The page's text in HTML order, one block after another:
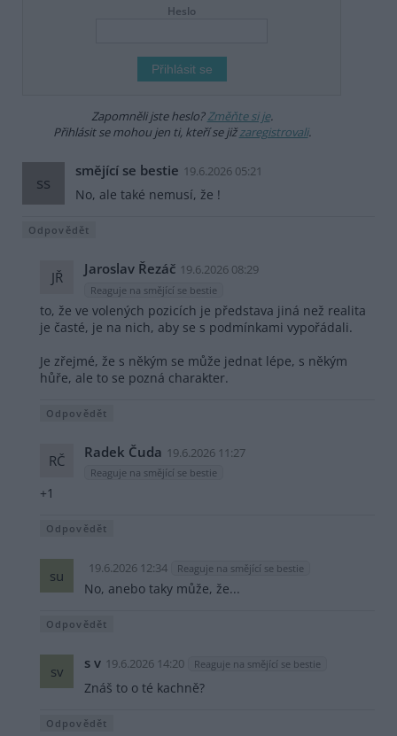
Heslo
Zapomněli jste heslo?Změňte si je.
Přihlásit se mohou jen ti, kteří se jižzaregistrovali.
ss
smějící se bestie 19.6.2026 05:21
No, ale také nemusí, že !
Odpovědět
JŘ Jaroslav Řezáč 19.6.2026 08:29
Reaguje na smějící se bestie
to, že ve volených pozicích je představa jiná než realita
je časté, je na nich, aby se s podmínkami vypořádali.
Je zřejmé, že s někým se může jednat lépe, s někým
hůře, ale to se pozná charakter.
Odpovědět
RČ Radek Čuda 19.6.2026 11:27
Reaguje na smějící se bestie
+1
Odpovědět
su 19.6.2026 12:34 Reaguje na smějící se bestie
No, anebo taky může, že...
Odpovědět
sv s v 19.6.2026 14:20 Reaguje na smějící se bestie
Znáš to o té kachně?
Odpovědět